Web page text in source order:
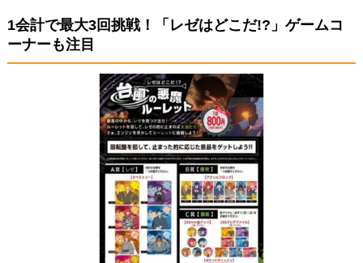
1会計で最大3回挑戦！「レゼはどこだ!?」ゲームコ
ーナーも注目